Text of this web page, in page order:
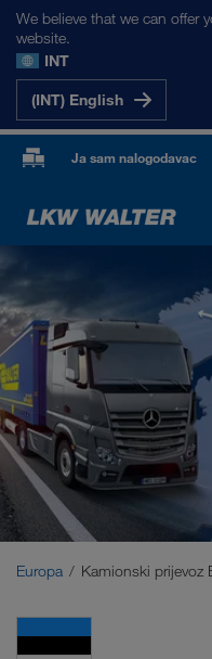
We believe that we can offer
website.
INT
(INT) English
Ja sam nalogodavac
NAŠA TRŽIŠTA
Europa
Srednja Azija
Rusija
Bliski Istok
Europa Kamionski prijevoz